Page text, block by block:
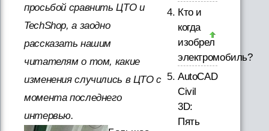
просьбой сравнить ЦТО и
TechShop, а заодно
рассказать нашим
читателям о том, какие
изменения случились в ЦТО с
момента последнего
интервью.
Кто и
когда
изобрел
электромобиль?
AutoCAD
Civil
3D:
Пять